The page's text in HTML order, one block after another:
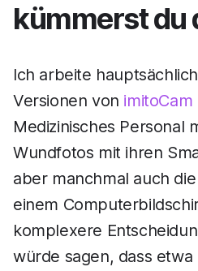
kümmerst du
Ich arbeite
Versionen von imitoCam
Medizinisches Personal
Wundfotos mit ihren
aber manchmal auch
einem
komplexere
würde sagen, dass